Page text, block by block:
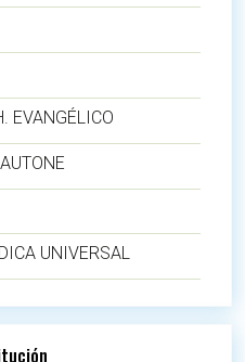
EVANGÉLICO
UNIVERSAL